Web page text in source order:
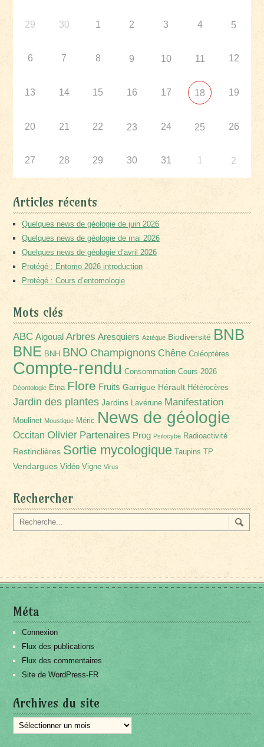
29 30 1 2 3 4 5
6 7 8 9 10 11 12
13 14 15 16 17 18 19
20 21 22 23 24 25 26
27 28 29 30 31 1 2
Articles récents
Quelques news de géologie de juin 2026
Quelques news de géologie de mai 2026
Quelques news de géologie d’avril 2026
Protégé : Entomo 2026 introduction
Protégé : Cours d’entomologie
Mots clés
ABC Aigoual Arbres Aresquiers Aztèque Biodiversité BNB
BNE BNH BNO Champignons Chêne Coléoptères
Compte-rendu Consommation Cours-2026
Déontologie Etna Flore Fruits Garrigue Hérault Hétérocères
Jardin des plantes Jardins Lavérune Manifestation
Moulinet Moustique Méric News de géologie
Occitan Olivier Partenaires Prog Psilocybe Radioactivité
Restinclières Sortie mycologique Taupins TP
Vendargues Vidéo Vigne Virus
Rechercher
Méta
Connexion
Flux des publications
Flux des commentaires
Site de WordPress-FR
Archives du site
Archives
du